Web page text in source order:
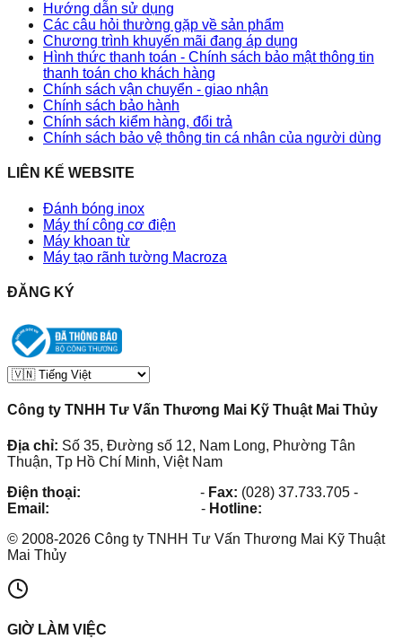
Hướng dẫn sử dụng
Các câu hỏi thường gặp về sản phẩm
Chương trình khuyến mãi đang áp dụng
Hình thức thanh toán - Chính sách bảo mật thông tin
thanh toán cho khách hàng
Chính sách vận chuyển - giao nhận
Chính sách bảo hành
Chính sách kiểm hàng, đổi trả
Chính sách bảo vệ thông tin cá nhân của người dùng
LIÊN KẾ WEBSITE
Đánh bóng inox
Máy thí công cơ điện
Máy khoan từ
Máy tạo rãnh tường Macroza
ĐĂNG KÝ
Công ty TNHH Tư Vấn Thương Mai Kỹ Thuật Mai Thủy
Địa chỉ: Số 35, Đường số 12, Nam Long, Phường Tân
Thuận, Tp Hồ Chí Minh, Việt Nam
Điện thoại:
- Fax: (028) 37.733.705 -
Email:
- Hotline:
© 2008-2026 Công ty TNHH Tư Vấn Thương Mai Kỹ Thuật
Mai Thủy
GIỜ LÀM VIỆC